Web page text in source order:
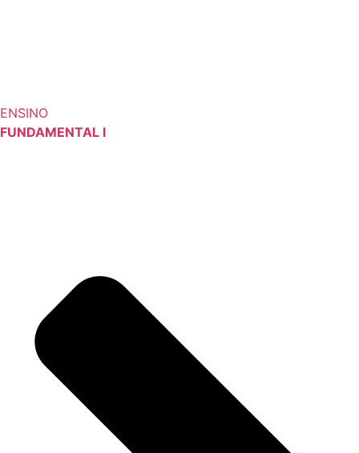
ENSINO
FUNDAMENTAL I